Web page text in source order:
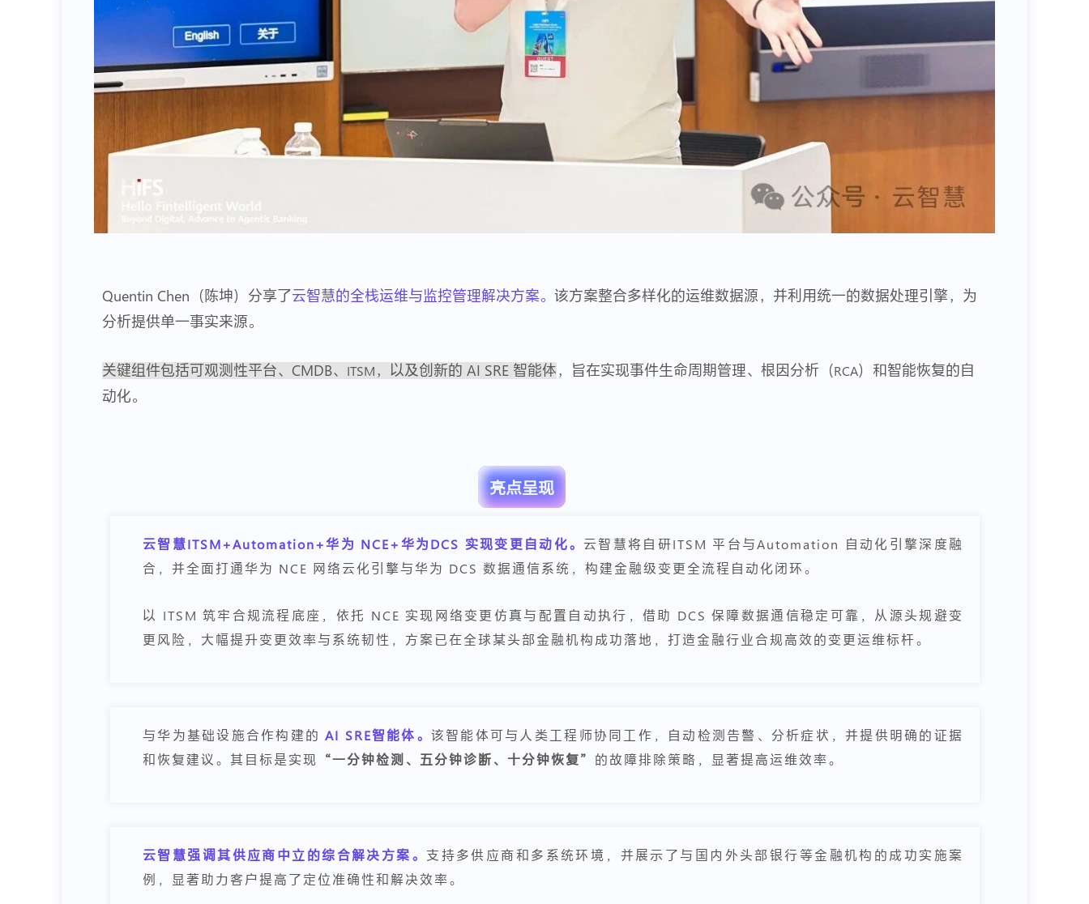
Quentin Chen（陈坤）分享了云智慧的全栈运维与监控管理解决方案。 该方案整合多样化的运维数据源，并利用统一的数据处理引擎，为
分析提供单一事实来源。
关键组件包括可观测性平台、CMDB、 ITSM，以及创新的 AI SRE 智能体，旨在实现事件生命周期管理、根因分析（RCA）和智能恢复的自
动化。
亮点呈现
云智慧ITSM+Automation+华为 NCE+华为DCS 实现变更自动化。 云智慧将自研ITSM 平台与Automation 自动化引擎深度融
合，并全面打通华为 NCE 网络云化引擎与华为 DCS 数据通信系统，构建金融级变更全流程自动化闭环。
以 ITSM 筑牢合规流程底座，依托 NCE 实现网络变更仿真与配置自动执行，借助 DCS 保障数据通信稳定可靠，从源头规避变
更风险，大幅提升变更效率与系统韧性，方案已在全球某头部金融机构成功落地，打造金融行业合规高效的变更运维标杆。
与华为基础设施合作构建的AI SRE智能体。 该智能体可与人类工程师协同工作，自动检测告警、分析症状，并提供明确的证据
和恢复建议。其目标是实现 “一分钟检测、五分钟诊断、十分钟恢复” 的故障排除策略，显著提高运维效率。
云智慧强调其供应商中立的综合解决方案。 支持多供应商和多系统环境，并展示了与国内外头部银行等金融机构的成功实施案
例，显著助力客户提高了定位准确性和解决效率。